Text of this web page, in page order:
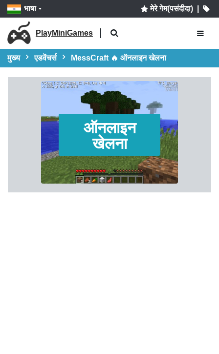
भाषा मेरे गेम(पसंदीदा)|
PlayMiniGames
मुख्य एडवेंचर्स MessCraft 🔥 ऑनलाइन खेलना
ऑनलाइन
खेलना